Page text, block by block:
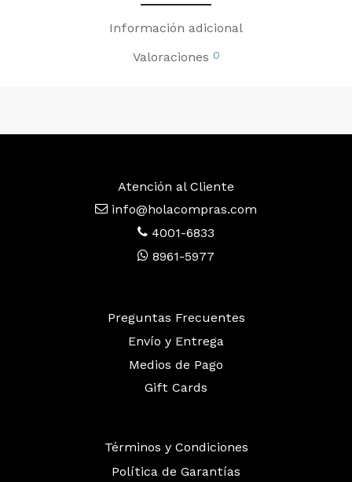
Información adicional
Valoraciones 0
Atención al Cliente
info@holacompras.com
4001-6833
8961-5977
Preguntas Frecuentes
Envío y Entrega
Medios de Pago
Gift Cards
Términos y Condiciones
Política de Garantías